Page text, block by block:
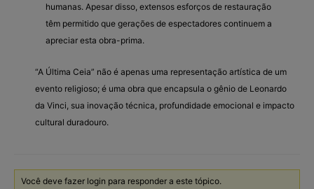
humanas. Apesar disso, extensos esforços de restauração
têm permitido que gerações de espectadores continuem a
apreciar esta obra-prima.
“A Última Ceia” não é apenas uma representação artística de um
evento religioso; é uma obra que encapsula o gênio de Leonardo
da Vinci, sua inovação técnica, profundidade emocional e impacto
cultural duradouro.
Você deve fazer login para responder a este tópico.